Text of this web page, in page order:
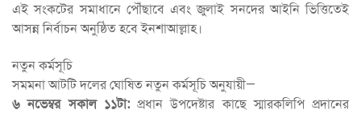
এই সংকটের সমাধানে পৌঁছাবে এবং জুলাই সনদের আইনি ভিত্তিতেই
আসন্ন নির্বাচন অনুষ্ঠিত হবে ইনশাআল্লাহ।
নতুন কর্মসূচি
সমমনা আটটি দলের ঘোষিত নতুন কর্মসূচি অনুযায়ী—
৬ নভেম্বর সকাল ১১টা:প্রধান উপদেষ্টার কাছে স্মারকলিপি প্রদানের